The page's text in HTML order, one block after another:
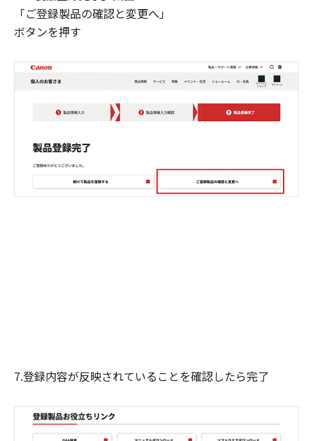
「ご登録製品の確認と変更へ」
ボタンを押す
7.登録内容が反映されていることを確認したら完了